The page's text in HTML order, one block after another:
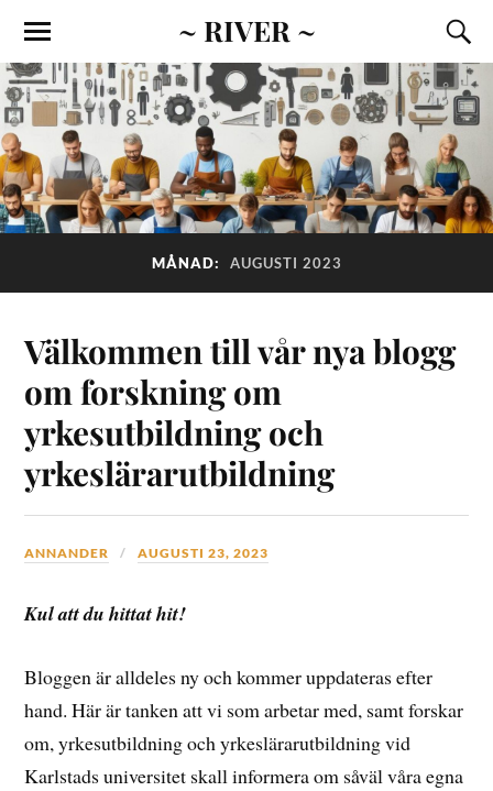
~ RIVER ~
MÅNAD: AUGUSTI 2023
Välkommen till vår nya blogg
om forskning om
yrkesutbildning och
yrkeslärarutbildning
ANNANDER AUGUSTI 23, 2023
Kul att du hittat hit!
Bloggen är alldeles ny och kommer uppdateras efter
hand. Här är tanken att vi som arbetar med, samt forskar
om, yrkesutbildning och yrkeslärarutbildning vid
Karlstads universitet skall informera om såväl våra egna